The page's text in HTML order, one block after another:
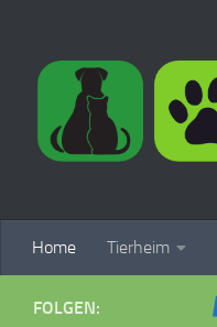
Home Tierheim
FOLGEN: